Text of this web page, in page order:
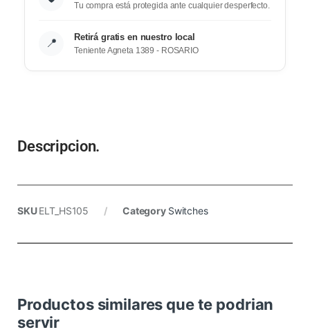
Tu compra está protegida ante cualquier desperfecto.
📍 Retirá gratis en nuestro local
Teniente Agneta 1389 - ROSARIO
Descripcion.
SKUELT_HS105 Category Switches
Productos similares que te podrian
servir